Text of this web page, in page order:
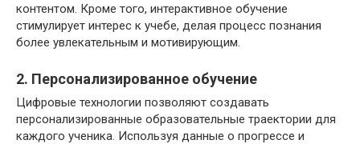
контентом. Кроме того, интерактивное обучение
стимулирует интерес к учебе, делая процесс познания
более увлекательным и мотивирующим.
2. Персонализированное обучение
Цифровые технологии позволяют создавать
персонализированные образовательные траектории для
каждого ученика. Используя данные о прогрессе и